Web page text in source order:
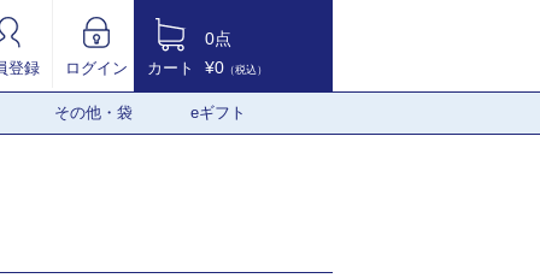
登録 ログイン カート
0点
¥0 （税込）
その他・袋 eギフト